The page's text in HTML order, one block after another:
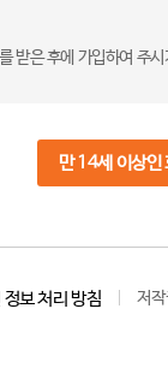
받은 후에 가입하여 주
만 14세 이상인
정보 처리 방침 저